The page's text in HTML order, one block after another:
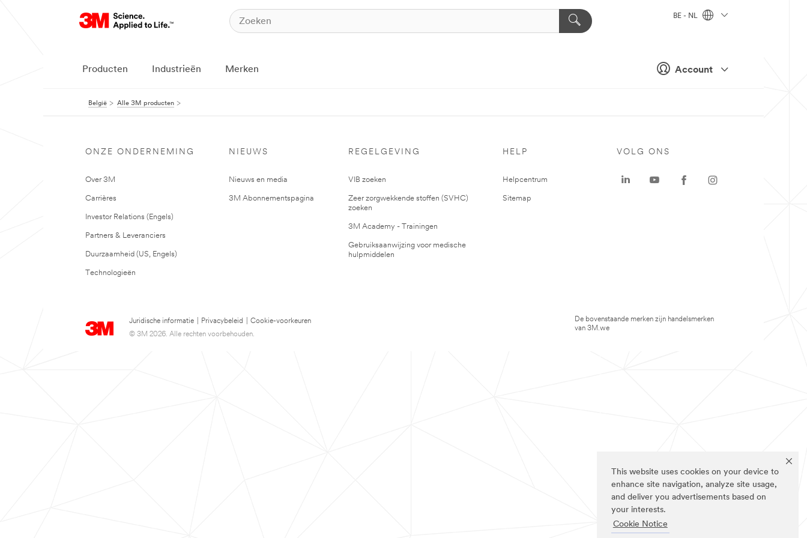
This website uses cookies on your device to
enhance site navigation, analyze site usage,
and deliver you advertisements based on
your interests.
Cookie Notice
Account
BE - NL
Producten Industrieën Merken
België Alle 3M producten
ONZE ONDERNEMING
Over 3M
Carrières
Investor Relations (Engels)
Partners & Leveranciers
Duurzaamheid (US, Engels)
Technologieën
NIEUWS
Nieuws en media
3M Abonnementspagina
REGELGEVING
VIB zoeken
Zeer zorgwekkende stoffen (SVHC)
zoeken
3M Academy - Trainingen
Gebruiksaanwijzing voor medische
hulpmiddelen
HELP
Helpcentrum
Sitemap
Juridische informatie Privacybeleid
Cookie-voorkeuren
© 3M 2026. Alle rechten voorbehouden.
VOLG ONS
De bovenstaande merken zijn handelsmerken
van 3M.we